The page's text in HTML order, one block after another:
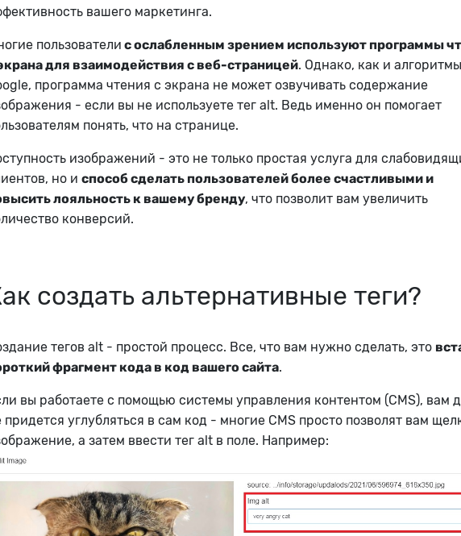
вашего маркетинга.
пользователи с ослабленным зрением используют программы
для взаимодействия с веб-страницей. Однако, как и алгоритмы
программа чтения с экрана не может озвучивать содержание
- если вы не используете тег alt. Ведь именно он помогает
понять, что на странице.
изображений - это не только простая услуга для
но и способ сделать пользователей более счастливыми и
лояльность к вашему бренду, что позволит вам увеличить
конверсий.
создать альтернативные теги?
тегов alt - простой процесс. Все, что вам нужно сделать, это
фрагмент кода в код вашего сайта.
вы работаете с помощью системы управления контентом (CMS), вам
придется углубляться в сам код - многие CMS просто позволят вам
а затем ввести тег alt в поле. Например: